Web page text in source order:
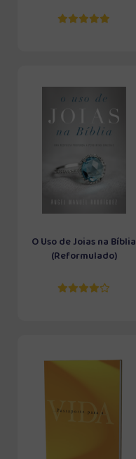
O Uso de Joias na Bíblia
(Reformulado)